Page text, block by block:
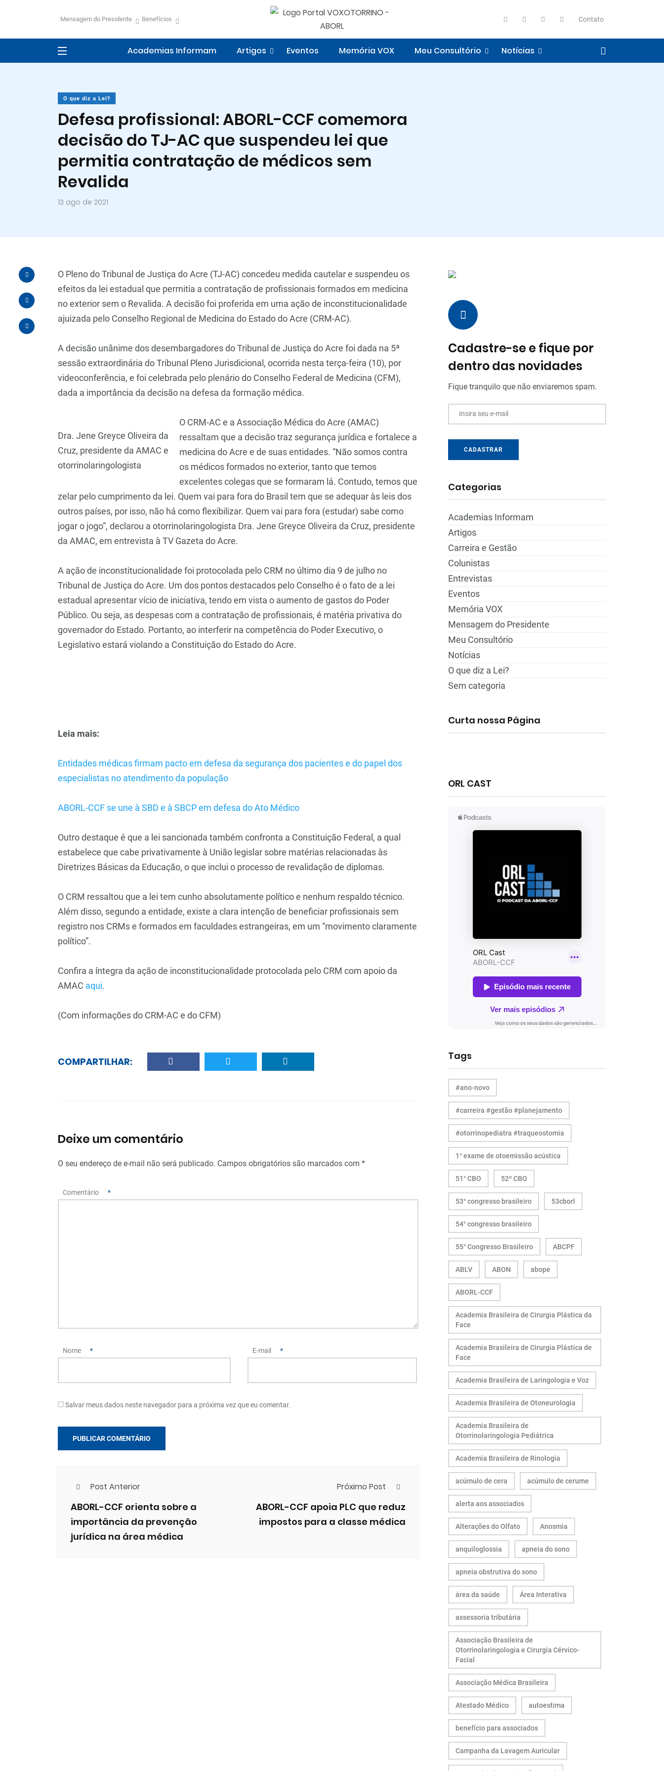
Mensagem do Presidente Benefícios Contato
Academias Informam Artigos Eventos Memória VOX Meu Consultório Notícias
O que diz a Lei?
Defesa profissional: ABORL-CCF comemora
decisão do TJ-AC que suspendeu lei que
permitia contratação de médicos sem
Revalida
13 ago de 2021
O Pleno do Tribunal de Justiça do Acre (TJ-AC) concedeu medida cautelar e suspendeu os
efeitos da lei estadual que permitia a contratação de profissionais formados em medicina
no exterior sem o Revalida. A decisão foi proferida em uma ação de inconstitucionalidade
ajuizada pelo Conselho Regional de Medicina do Estado do Acre (CRM-AC).
A decisão unânime dos desembargadores do Tribunal de Justiça do Acre foi dada na 5ª
sessão extraordinária do Tribunal Pleno Jurisdicional, ocorrida nesta terça-feira (10), por
videoconferência, e foi celebrada pelo plenário do Conselho Federal de Medicina (CFM),
dada a importância da decisão na defesa da formação médica.
Dra. Jene Greyce Oliveira da
Cruz, presidente da AMAC e
otorrinolaringologista
O CRM-AC e a Associação Médica do Acre (AMAC)
ressaltam que a decisão traz segurança jurídica e fortalece a
medicina do Acre e de suas entidades. “Não somos contra
os médicos formados no exterior, tanto que temos
excelentes colegas que se formaram lá. Contudo, temos que
zelar pelo cumprimento da lei. Quem vai para fora do Brasil tem que se adequar às leis dos
outros países, por isso, não há como flexibilizar. Quem vai para fora (estudar) sabe como
jogar o jogo”, declarou a otorrinolaringologista Dra. Jene Greyce Oliveira da Cruz, presidente
da AMAC, em entrevista à TV Gazeta do Acre.
A ação de inconstitucionalidade foi protocolada pelo CRM no último dia 9 de julho no
Tribunal de Justiça do Acre. Um dos pontos destacados pelo Conselho é o fato de a lei
estadual apresentar vício de iniciativa, tendo em vista o aumento de gastos do Poder
Público. Ou seja, as despesas com a contratação de profissionais, é matéria privativa do
governador do Estado. Portanto, ao interferir na competência do Poder Executivo, o
Legislativo estará violando a Constituição do Estado do Acre.
Leia mais:
Entidades médicas firmam pacto em defesa da segurança dos pacientes e do papel dos
especialistas no atendimento da população
ABORL-CCF se une à SBD e à SBCP em defesa do Ato Médico
Outro destaque é que a lei sancionada também confronta a Constituição Federal, a qual
estabelece que cabe privativamente à União legislar sobre matérias relacionadas às
Diretrizes Básicas da Educação, o que inclui o processo de revalidação de diplomas.
O CRM ressaltou que a lei tem cunho absolutamente político e nenhum respaldo técnico.
Além disso, segundo a entidade, existe a clara intenção de beneficiar profissionais sem
registro nos CRMs e formados em faculdades estrangeiras, em um “movimento claramente
político”.
Confira a íntegra da ação de inconstitucionalidade protocolada pelo CRM com apoio da
AMAC aqui.
(Com informações do CRM-AC e do CFM)
COMPARTILHAR:
Deixe um comentário
O seu endereço de e-mail não será publicado. Campos obrigatórios são marcados com *
Comentário *
Nome * E-mail *
Salvar meus dados neste navegador para a próxima vez que eu comentar.
Post Anterior
ABORL-CCF orienta sobre a
importância da prevenção
jurídica na área médica
Próximo Post
ABORL-CCF apoia PLC que reduz
impostos para a classe médica
Cadastre-se e fique por
dentro das novidades
Fique tranquilo que não enviaremos spam.
Insira seu e-mail
CADASTRAR
Categorias
Academias Informam
Artigos
Carreira e Gestão
Colunistas
Entrevistas
Eventos
Memória VOX
Mensagem do Presidente
Meu Consultório
Notícias
O que diz a Lei?
Sem categoria
Curta nossa Página
ORL CAST
Tags
#ano-novo
#carreira #gestão #planejamento
#otorrinopediatra #traqueostomia
1° exame de otoemissão acústica
51° CBO 52º CBO
53° congresso brasileiro 53cborl
54° congresso brasileiro
55° Congresso Brasileiro ABCPF
ABLV ABON abope
ABORL-CCF
Academia Brasileira de Cirurgia Plástica da
Face
Academia Brasileira de Cirurgia Plástica de
Face
Academia Brasileira de Laringologia e Voz
Academia Brasileira de Otoneurologia
Academia Brasileira de
Otorrinolaringologia Pediátrica
Academia Brasileira de Rinologia
acúmulo de cera acúmulo de cerume
alerta aos associados
Alterações do Olfato Anosmia
anquiloglossia apneia do sono
apneia obstrutiva do sono
área da saúde Área Interativa
assessoria tributária
Associação Brasileira de
Otorrinolaringologia e Cirurgia Cérvico-
Facial
Associação Médica Brasileira
Atestado Médico autoestima
benefício para associados
Campanha da Lavagem Auricular